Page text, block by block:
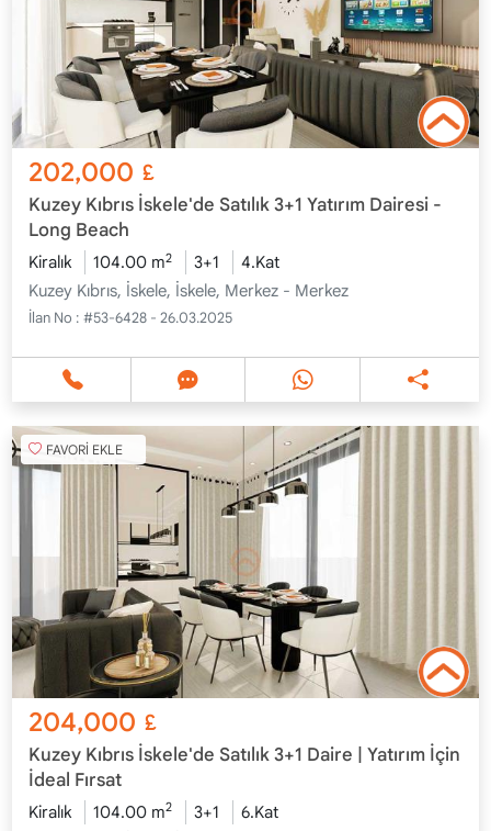
202,000 £
Kuzey Kıbrıs İskele'de Satılık 3+1 Yatırım Dairesi -
Long Beach
Kiralık 104.00 m2 3+1
4.Kat
Kuzey Kıbrıs, İskele, İskele, Merkez - Merkez
İlan No : #53-6428 - 26.03.2025
FAVORİ EKLE
204,000 £
Kuzey Kıbrıs İskele'de Satılık 3+1 Daire | Yatırım İçin
İdeal Fırsat
Kiralık 104.00 m2 3+1
6.Kat